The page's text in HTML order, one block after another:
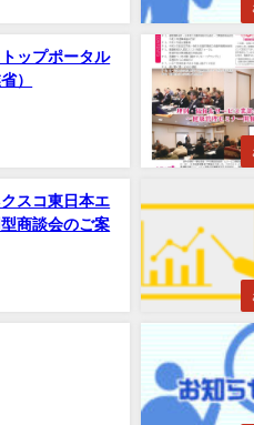
ップポータル
）
スコ東日本エ
商談会のご案